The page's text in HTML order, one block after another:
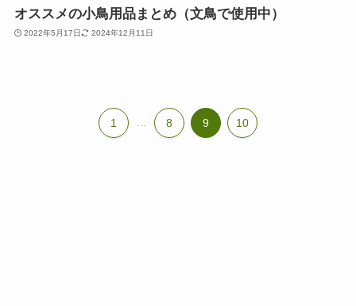
オススメの小鳥用品まとめ（文鳥で使用中）
2022年5月17日 2024年12月11日
1 8 9 10